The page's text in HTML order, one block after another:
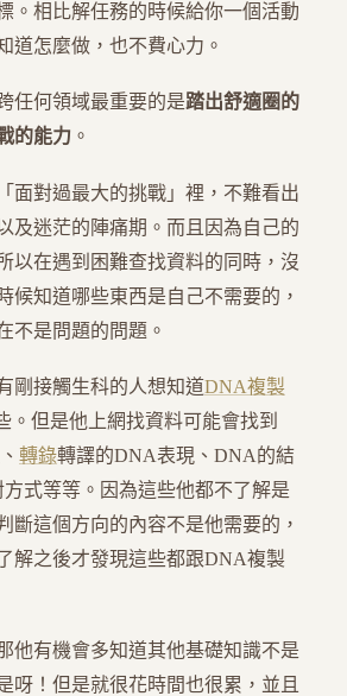
。相比解任務的時候給你一個活動
道怎麼做，也不費心力。
任何領域最重要的是踏出舒適圈的
的能力 。
面對過最大的挑戰」裡，不難看出
及迷茫的陣痛期。而且因為自己的
以在遇到困難查找資料的同時，沒
候知道哪些東西是自己不需要的，
不是問題的問題。
剛接觸生科的人想知道DNA複製
。但是他上網找資料可能會找到
轉錄轉譯的DNA表現、DNA的結
方式等等。因為這些他都不了解是
斷這個方向的內容不是他需要的，
解之後才發現這些都跟DNA複製
他有機會多知道其他基礎知識不是
呀！但是就很花時間也很累，並且